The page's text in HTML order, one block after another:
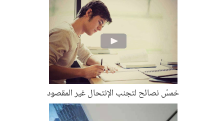
خمسُ نصائح لتجنب الإنتحال غير المقصود